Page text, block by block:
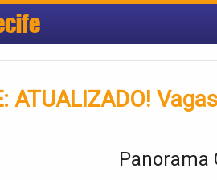
ATUALIZADO!
Panorama